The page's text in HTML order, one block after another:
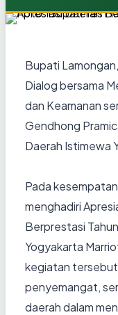
Bupati
Dialog bersama
dan Keamanan
Gendhong
Daerah Istimewa
Pada
menghadiri
Berprestasi
Yogyakarta
kegiatan tersebut
penyemangat,
daerah dalam